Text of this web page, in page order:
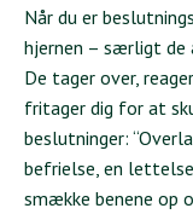
Når du er
hjernen – særligt de
De tager over,
fritager dig for at
beslutninger:
befrielse, en
smække benene op